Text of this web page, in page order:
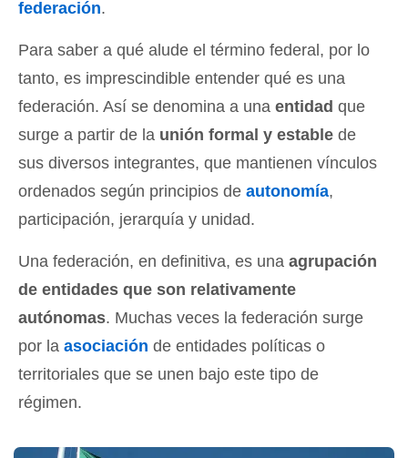
federación.
Para saber a qué alude el término federal, por lo
tanto, es imprescindible entender qué es una
federación. Así se denomina a una entidad que
surge a partir de la unión formal y estable de
sus diversos integrantes, que mantienen vínculos
ordenados según principios de autonomía,
participación, jerarquía y unidad.
Una federación, en definitiva, es una agrupación
de entidades que son relativamente
autónomas. Muchas veces la federación surge
por la asociación de entidades políticas o
territoriales que se unen bajo este tipo de
régimen.